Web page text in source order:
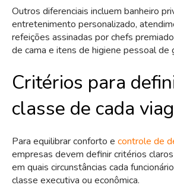
Outros diferenciais incluem banheiro
entretenimento personalizado,
refeições assinadas por chefs
de cama e itens de higiene pessoal de
Critérios para
classe de cada
Para equilibrar conforto e controle de
empresas devem definir critérios
em quais circunstâncias cada
classe executiva ou econômica.